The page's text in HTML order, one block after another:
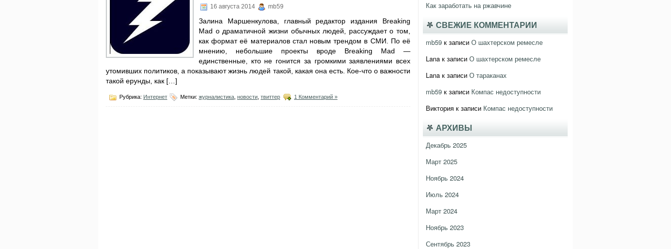
16 августа 2014 mb59
Залина Маршенкулова, главный редактор издания Breaking
Mad о драматичной жизни обычных людей, рассуждает о том,
как формат её материалов стал новым трендом в СМИ. По её
мнению, небольшие проекты вроде Breaking Mad —
единственные, кто не гонится за громкими заявлениями всех
утомивших политиков, а показывают жизнь людей такой, какая она есть. Кое-что о важности
такой ерунды, как […]
Рубрика: Интернет Метки: журналистика новости твиттер 1 Комментарий »
Как заработать на ржавчине
СВЕЖИЕ КОММЕНТАРИИ
mb59 к записи О шахтерском ремесле
Lana к записи О шахтерском ремесле
Lana к записи О тараканах
mb59 к записи Компас недоступности
Виктория к записи Компас недоступности
АРХИВЫ
Декабрь 2025
Март 2025
Ноябрь 2024
Июль 2024
Март 2024
Ноябрь 2023
Сентябрь 2023